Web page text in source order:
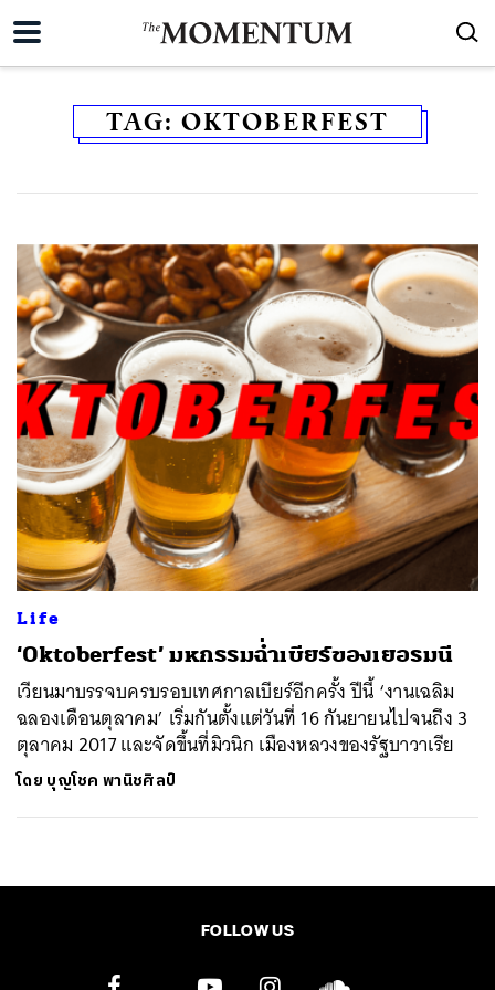
TAG: OKTOBERFEST
Life
‘Oktoberfest’ มหกรรมฉ่ำเบียร์ของเยอรมนี
เวียนมาบรรจบครบรอบเทศกาลเบียร์อีกครั้ง ปีนี้ ‘งานเฉลิม
ฉลองเดือนตุลาคม’ เริ่มกันตั้งแต่วันที่ 16 กันยายนไปจนถึง 3
ตุลาคม 2017 และจัดขึ้นที่มิวนิก เมืองหลวงของรัฐบาวาเรีย
โดย บุญโชค พานิชศิลป์
FOLLOW US
ค้นหา
SHARE TWEET LINE EMAIL